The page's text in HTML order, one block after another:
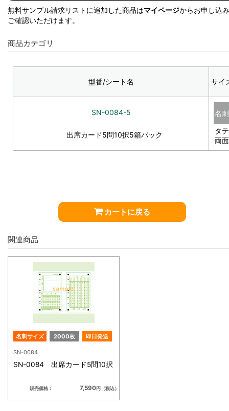
無料サンプル請求リストに追加した商品はマイページからお申し込
ご確認いただけます。
商品カテゴリ
型番/シート名 サイ
SN-0084-5
出席カード5問10択5箱パック
名刺
タテ
両面
カートに戻る
関連商品
名刺サイズ 2000枚 即日発送
SN-0084
SN-0084 出席カード5問10択
販売価格： 7,590円（税込）